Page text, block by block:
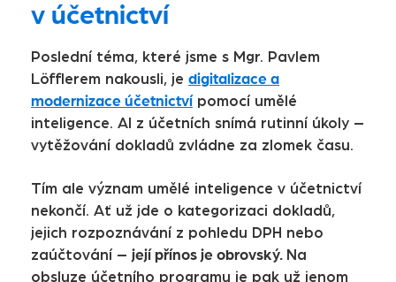
v účetnictví
Poslední téma, které jsme s Mgr. Pavlem
Löfflerem nakousli, je digitalizace a
modernizace účetnictví pomocí umělé
inteligence. AI z účetních snímá rutinní úkoly –
vytěžování dokladů zvládne za zlomek času.
Tím ale význam umělé inteligence v účetnictví
nekončí. Ať už jde o kategorizaci dokladů,
jejich rozpoznávání z pohledu DPH nebo
zaúčtování – její přínos je obrovský. Na
obsluze účetního programu je pak už jenom